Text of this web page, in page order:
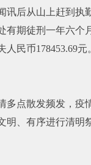
讯后从山上赶到
有期徒刑一年六个
民币178453.69元
多点散发频发，疫
明、有序进行清明